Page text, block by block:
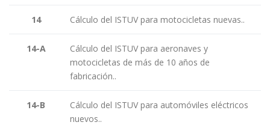
14 Cálculo del ISTUV para motocicletas nuevas..
14-A
Cálculo del ISTUV para aeronaves y
motocicletas de más de 10 años de
fabricación..
14-B
Cálculo del ISTUV para automóviles eléctricos
nuevos..